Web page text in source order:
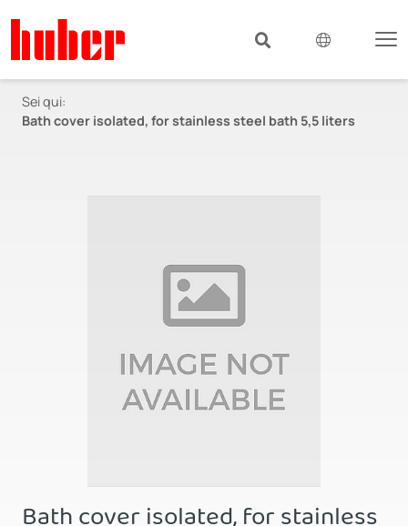
Sei qui:
Bath cover isolated, for stainless steel bath 5,5 liters
Bath cover isolated, for stainless